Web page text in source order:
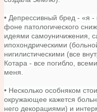
• Депрессивный бред - «я -
фоне патологического
идеями самоуничижения,
ипохондрическими
нигилистическими (все
Котара - все погибло,
меня.
• Несколько особняком
окружающее кажется
него декорациями) и